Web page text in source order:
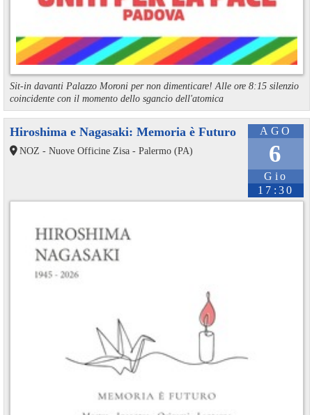
Sit-in davanti Palazzo Moroni per non dimenticare! Alle ore 8:15 silenzio
coincidente con il momento dello sgancio dell'atomica
AGO
6
Gio
17:30
Hiroshima e Nagasaki: Memoria è Futuro
NOZ - Nuove Officine Zisa - Palermo (PA)